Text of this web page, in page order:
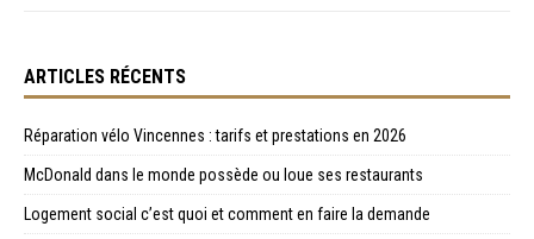
ARTICLES RÉCENTS
Réparation vélo Vincennes : tarifs et prestations en 2026
McDonald dans le monde possède ou loue ses restaurants
Logement social c’est quoi et comment en faire la demande